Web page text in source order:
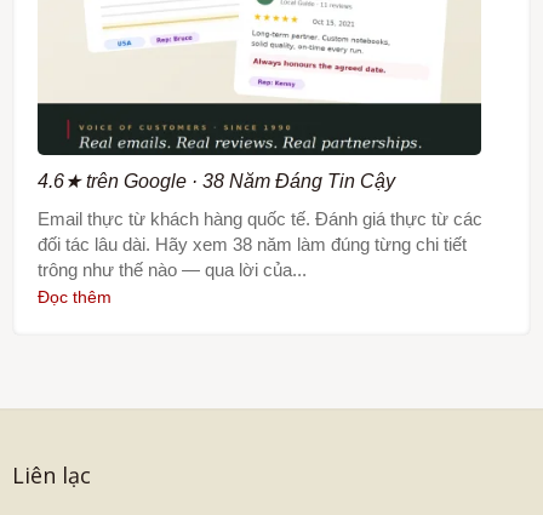
4.6★ trên Google · 38 Năm Đáng Tin Cậy
Email thực từ khách hàng quốc tế. Đánh giá thực từ các
đối tác lâu dài. Hãy xem 38 năm làm đúng từng chi tiết
trông như thế nào — qua lời của...
Đọc thêm
Liên lạc